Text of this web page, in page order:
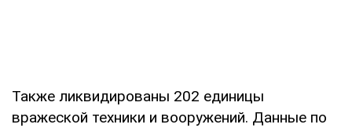
Также ликвидированы 202 единицы
вражеской техники и вооружений. Данные по